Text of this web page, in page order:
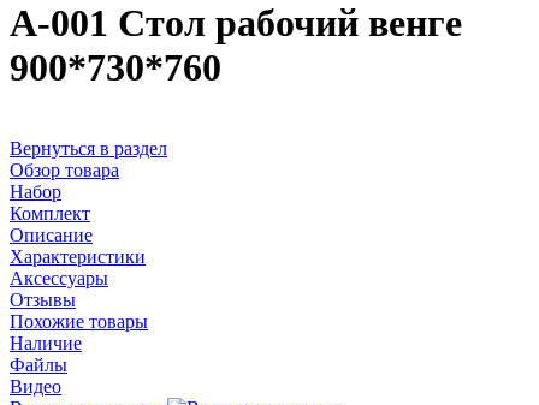
А-001 Стол рабочий венге
900*730*760
Вернуться в раздел
Обзор товара
Набор
Комплект
Описание
Характеристики
Аксессуары
Отзывы
Похожие товары
Наличие
Файлы
Видео